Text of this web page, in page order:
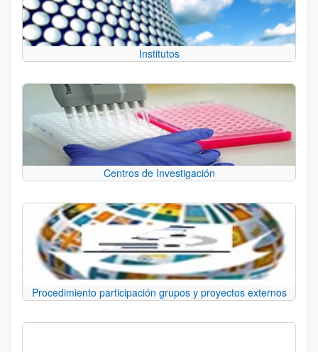
Institutos
Centros de Investigación
Procedimiento participación grupos y proyectos externos